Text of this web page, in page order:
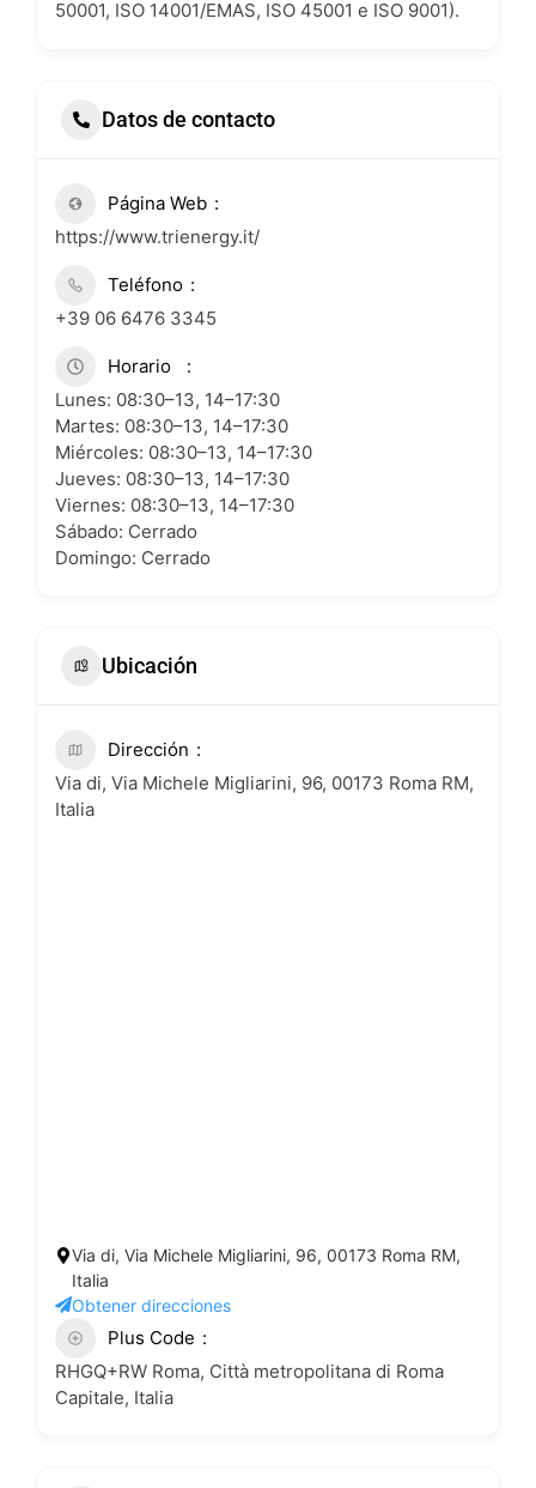
50001, ISO 14001/EMAS, ISO 45001 e ISO 9001).
Datos de contacto
Página Web
https://www.trienergy.it/
Teléfono
+39 06 6476 3345
Horario
Lunes: 08:30–13, 14–17:30
Martes: 08:30–13, 14–17:30
Miércoles: 08:30–13, 14–17:30
Jueves: 08:30–13, 14–17:30
Viernes: 08:30–13, 14–17:30
Sábado: Cerrado
Domingo: Cerrado
Ubicación
Dirección
Via di, Via Michele Migliarini, 96, 00173 Roma RM,
Italia
Via di, Via Michele Migliarini, 96, 00173 Roma RM,
Italia
Obtener direcciones
Plus Code
RHGQ+RW Roma, Città metropolitana di Roma
Capitale, Italia